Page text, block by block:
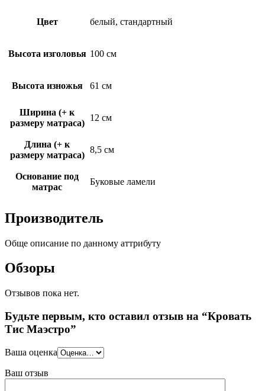
Цвет белый, стандартный
Высота изголовья 100 см
Высота изножья 61 см
Ширина (+ к
размеру матраса)
12 см
Длина (+ к
размеру матраса)
8,5 см
Основание под
матрас
Буковые ламели
Производитель
Обще описание по данному аттрибуту
Обзоры
Отзывов пока нет.
Будьте первым, кто оставил отзыв на “Кровать
Тис Маэстро”
Ваша оценка
Ваш отзыв